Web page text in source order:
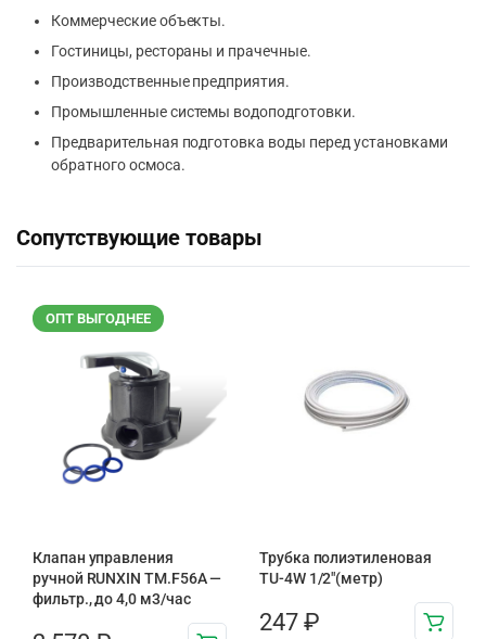
Коммерческие объекты.
Гостиницы, рестораны и прачечные.
Производственные предприятия.
Промышленные системы водоподготовки.
Предварительная подготовка воды перед установками
обратного осмоса.
Сопутствующие товары
ОПТ ВЫГОДНЕЕ
Клапан управления
ручной RUNXIN TM.F56A —
фильтр., до 4,0 м3/час
Трубка полиэтиленовая
TU-4W 1/2″(метр)
247 ₽